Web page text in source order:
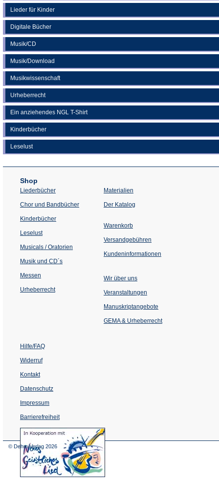
Lieder für Kinder
Digitale Bücher
Musik/CD
Musik/Download
Musikwissenschaft
Urheberrecht
Ein anziehendes NGL T-Shirt
Kinderbücher
Leselust
Shop
Liederbücher
Chor und Bandbücher
Kinderbücher
Leselust
Musicals / Oratorien
Musik und CD´s
Messen
Urheberrecht
Materialien
Der Katalog
Warenkorb
Versandgebühren
Kundeninformationen
Wir über uns
Veranstaltungen
einem
Tab)
Manuskriptangebote
GEMA & Urheberrecht
Hilfe/FAQ
Widerruf
Kontakt
Datenschutz
Impressum
Barrierefreiheit
(Öffnet
in
© Dehm Verlag 2026